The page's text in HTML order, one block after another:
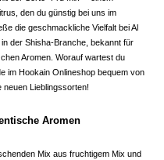
den du günstig bei uns im
die geschmackliche Vielfalt bei Al
der Shisha-Branche, bekannt für
Aromen. Worauf wartest du
im Hookain Onlineshop bequem von
Lieblingssorten!
Aromen
Mix aus fruchtigem Mix und